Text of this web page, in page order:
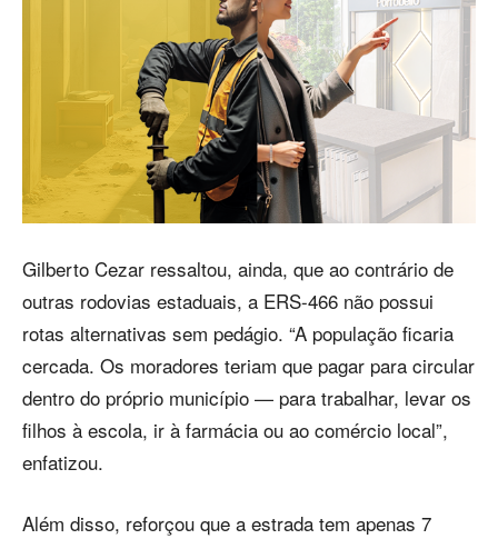
Gilberto Cezar ressaltou, ainda, que ao contrário de
outras rodovias estaduais, a ERS-466 não possui
rotas alternativas sem pedágio. “A população ficaria
cercada. Os moradores teriam que pagar para circular
dentro do próprio município — para trabalhar, levar os
filhos à escola, ir à farmácia ou ao comércio local”,
enfatizou.
Além disso, reforçou que a estrada tem apenas 7